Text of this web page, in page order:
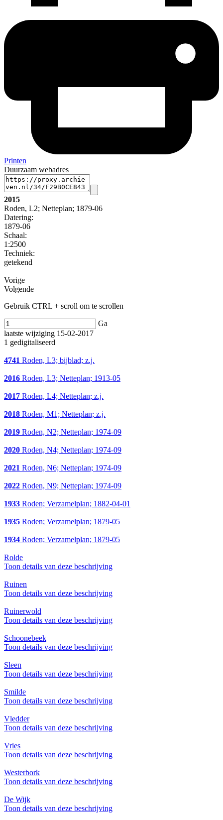
Printen
Duurzaam webadres
2015
Roden, L2; Netteplan; 1879-06
Datering:
1879-06
Schaal:
1:2500
Techniek:
getekend
Vorige
Volgende
Gebruik CTRL + scroll om te scrollen
Ga
laatste wijziging 15-02-2017
1 gedigitaliseerd
4741 Roden, L3; bijblad; z.j.
2016 Roden, L3; Netteplan; 1913-05
2017 Roden, L4; Netteplan; z.j.
2018 Roden, M1; Netteplan; z.j.
2019 Roden, N2; Netteplan; 1974-09
2020 Roden, N4; Netteplan; 1974-09
2021 Roden, N6; Netteplan; 1974-09
2022 Roden, N9; Netteplan; 1974-09
1933 Roden; Verzamelplan; 1882-04-01
1935 Roden; Verzamelplan; 1879-05
1934 Roden; Verzamelplan; 1879-05
Rolde
Toon details van deze beschrijving
Ruinen
Toon details van deze beschrijving
Ruinerwold
Toon details van deze beschrijving
Schoonebeek
Toon details van deze beschrijving
Sleen
Toon details van deze beschrijving
Smilde
Toon details van deze beschrijving
Vledder
Toon details van deze beschrijving
Vries
Toon details van deze beschrijving
Westerbork
Toon details van deze beschrijving
De Wijk
Toon details van deze beschrijving